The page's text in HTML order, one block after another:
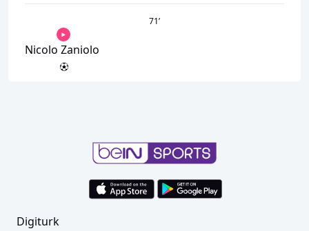
71’
Nicolo Zaniolo
Digiturk